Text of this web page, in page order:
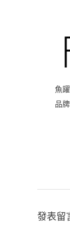
魚
品
發表留